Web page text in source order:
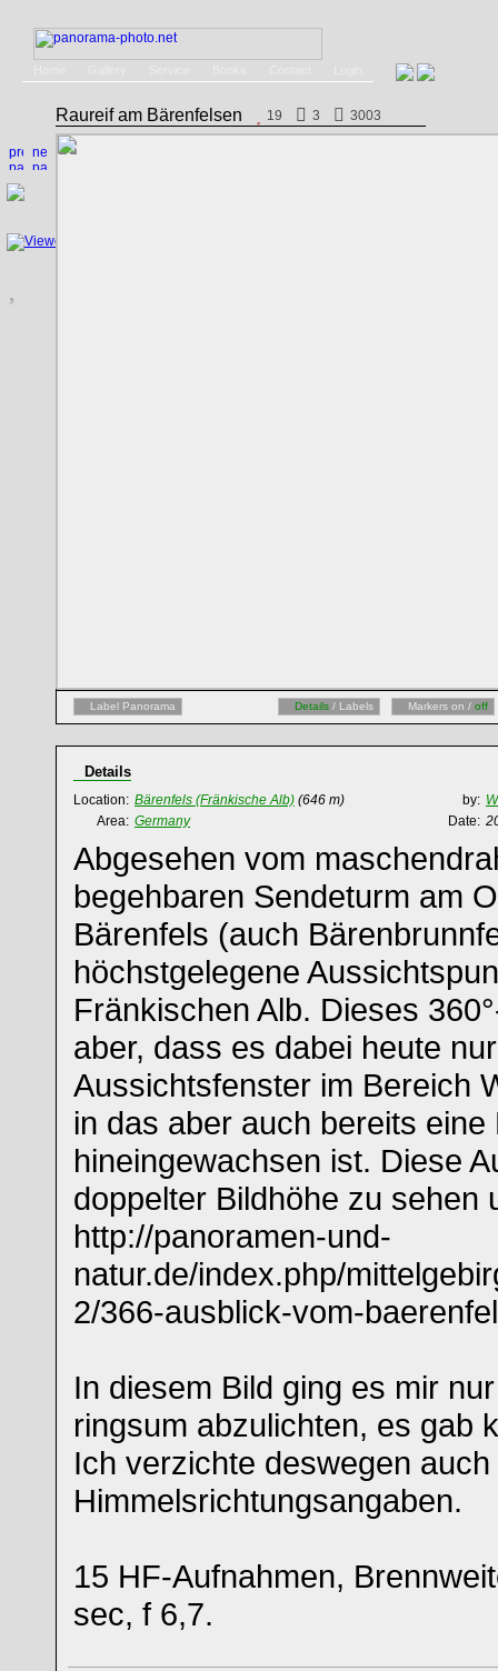
Raureif am Bärenfelsen 19 3 3003
Label Panorama Details / Labels Markers on / off
Details
Location: Bärenfels (Fränkische Alb) (646 m) by:
Area: Germany Date:
Abgesehen vom
begehbaren Sendeturm am
Bärenfels (auch
höchstgelegene
Fränkischen Alb. Dieses
aber, dass es dabei heute
Aussichtsfenster im Bereich
in das aber auch bereits eine
hineingewachsen ist. Diese
doppelter Bildhöhe zu sehen
http://panoramen-und-
natur.de/index.php/
2/366-ausblick-vom-
In diesem Bild ging es mir
ringsum abzulichten, es gab
Ich verzichte deswegen
Himmelsrichtungsangaben.
15 HF-Aufnahmen,
sec, f 6,7.